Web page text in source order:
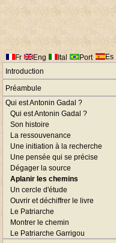
Fr Eng Ital Port
Es
Introduction
Préambule
Qui est Antonin Gadal ?
Qui est Antonin Gadal ?
Son histoire
La ressouvenance
Une initiation à la recherche
Une pensée qui se précise
Dégager la source
Aplanir les chemins
Un cercle d'étude
Ouvrir et déchiffrer le livre
Le Patriarche
Montrer le chemin
Le Patriarche Garrigou